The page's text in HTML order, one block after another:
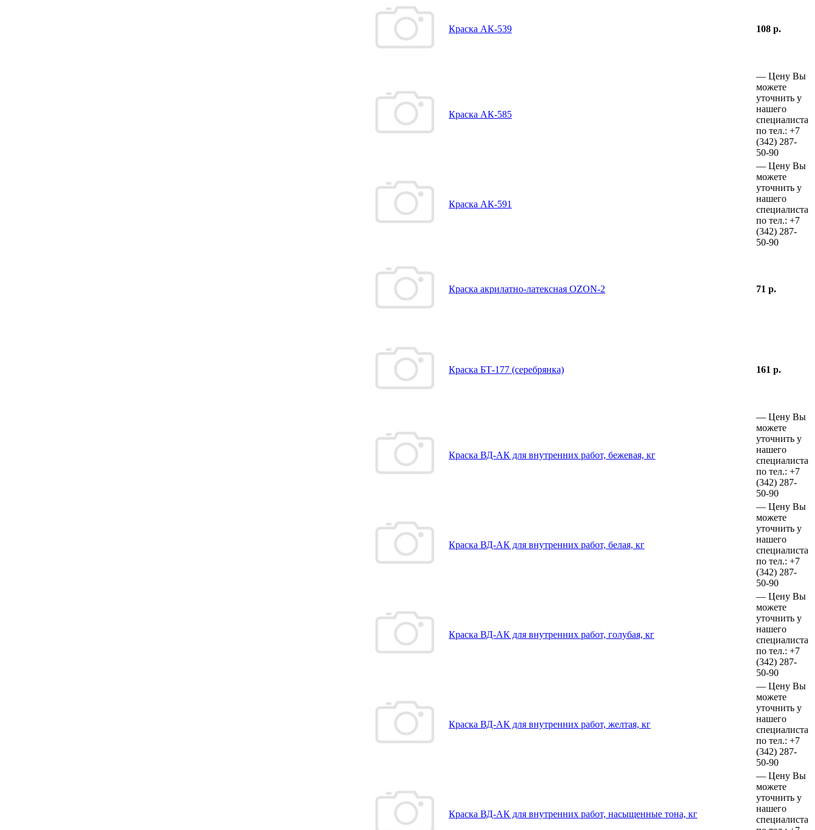
Краска АК-539 108 р.
Краска АК-585
— Цену Вы
можете
уточнить у
нашего
специалиста
по тел.: +7
(342) 287-
50-90
Краска АК-591
— Цену Вы
можете
уточнить у
нашего
специалиста
по тел.: +7
(342) 287-
50-90
Краска акрилатно-латексная OZON-2 71 р.
Краска БТ-177 (серебрянка) 161 р.
Краска ВД-АК для внутренних работ, бежевая, кг
— Цену Вы
можете
уточнить у
нашего
специалиста
по тел.: +7
(342) 287-
50-90
Краска ВД-АК для внутренних работ, белая, кг
— Цену Вы
можете
уточнить у
нашего
специалиста
по тел.: +7
(342) 287-
50-90
Краска ВД-АК для внутренних работ, голубая, кг
— Цену Вы
можете
уточнить у
нашего
специалиста
по тел.: +7
(342) 287-
50-90
Краска ВД-АК для внутренних работ, желтая, кг
— Цену Вы
можете
уточнить у
нашего
специалиста
по тел.: +7
(342) 287-
50-90
Краска ВД-АК для внутренних работ, насыщенные тона, кг
— Цену Вы
можете
уточнить у
нашего
специалиста